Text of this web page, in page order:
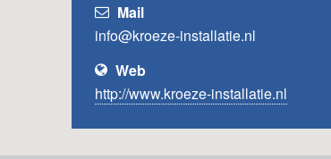
Mail
info@kroeze-installatie.nl
Web
http://www.kroeze-installatie.nl